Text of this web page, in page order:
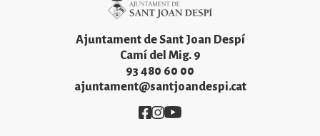
Ajuntament de Sant Joan Despí
Camí del Mig. 9
93 480 60 00
ajuntament@santjoandespi.cat
Imatge
Imatge
Imatge